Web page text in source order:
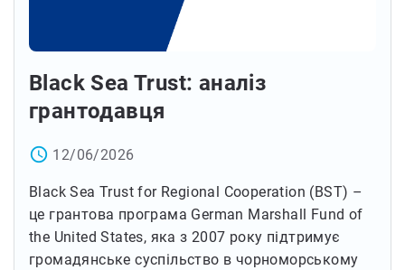
Black Sea Trust: аналіз
грантодавця
access_time 12/06/2026
Black Sea Trust for Regional Cooperation (BST) –
це грантова програма German Marshall Fund of
the United States, яка з 2007 року підтримує
громадянське суспільство в чорноморському